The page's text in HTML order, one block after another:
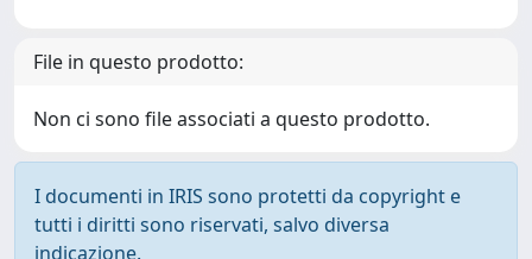
File in questo prodotto:
Non ci sono file associati a questo prodotto.
I documenti in IRIS sono protetti da copyright e
tutti i diritti sono riservati, salvo diversa
indicazione.